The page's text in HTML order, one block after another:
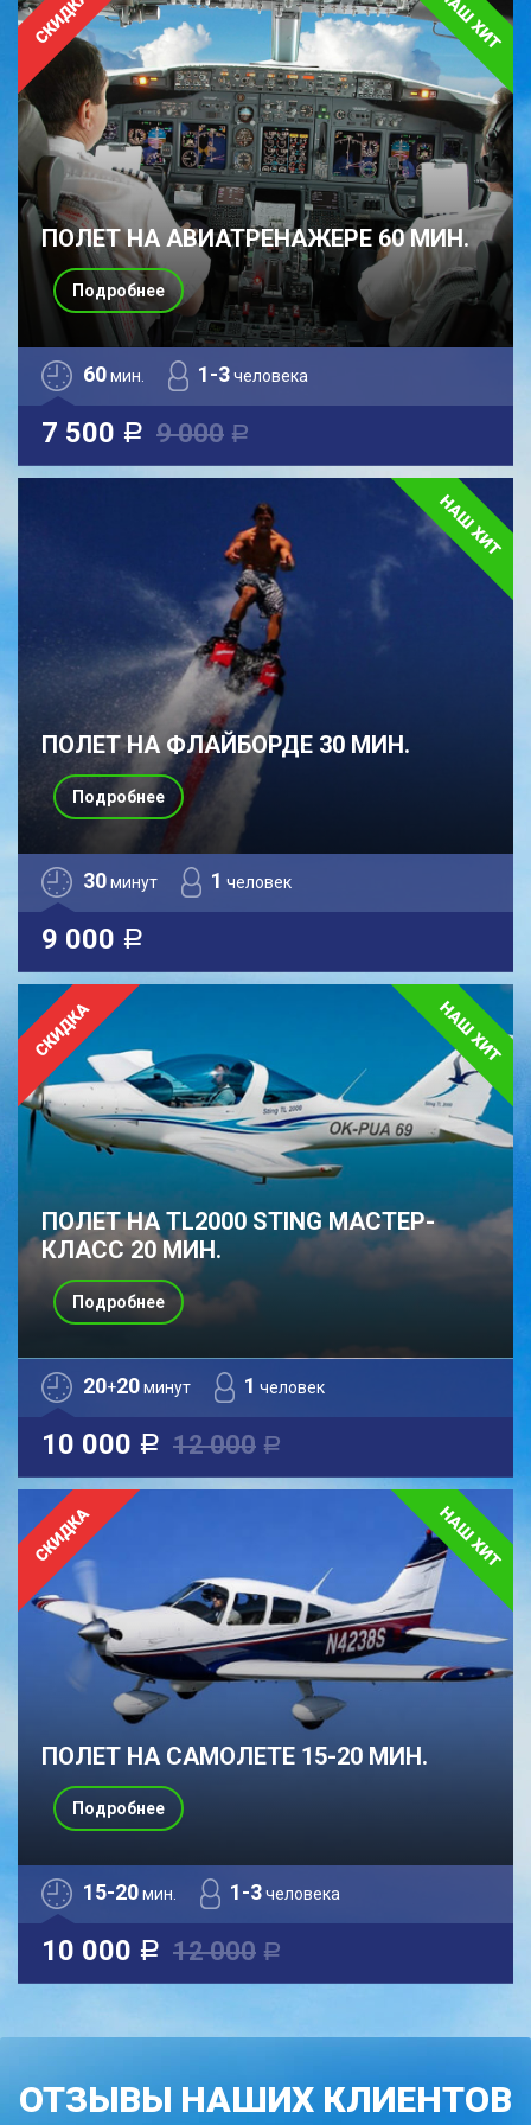
ПОЛЕТ НА АВИАТРЕНАЖЕРЕ 60 МИН.
60мин. 1-3человека
7 500 a 9 000 a
Подробнее
ПОЛЕТ НА ФЛАЙБОРДЕ 30 МИН.
30минут 1 человек
9 000 a
Подробнее
ПОЛЕТ НА TL2000 STING МАСТЕР-
КЛАСС 20 МИН.
20+20минут 1 человек
10 000 a 12 000 a
Подробнее
ПОЛЕТ НА САМОЛЕТЕ 15-20 МИН.
15-20мин. 1-3человека
10 000 a 12 000 a
Подробнее
ОТЗЫВЫ НАШИХ КЛИЕНТОВ